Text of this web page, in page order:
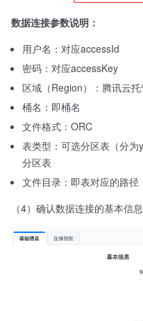
数据连接参数说明：
用户名：对应accessId
密码：对应accessKey
区域（Region）：腾讯云
桶名：即桶名
文件格式：ORC
表类型：可选分区表（分
分区表
文件目录：即表对应的路
（4）确认数据连接的基本信